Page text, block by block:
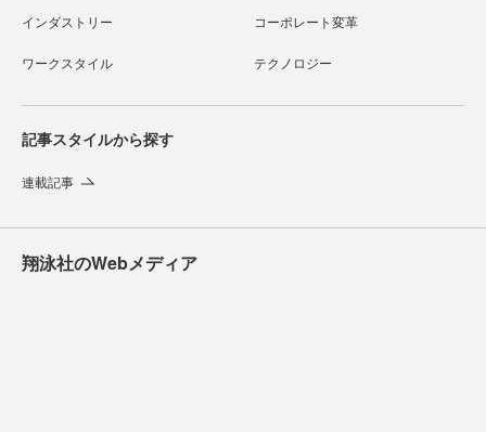
インダストリー コーポレート変革
ワークスタイル テクノロジー
記事スタイルから探す
連載記事
翔泳社のWebメディア